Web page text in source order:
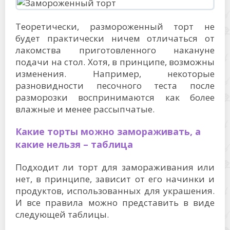
Теоретически, размороженный торт не
будет практически ничем отличаться от
лакомства приготовленного накануне
подачи на стол. Хотя, в принципе, возможны
изменения. Например, некоторые
разновидности песочного теста после
разморозки воспринимаются как более
влажные и менее рассыпчатые.
Какие торты можно замораживать, а
какие нельзя – таблица
Подходит ли торт для замораживания или
нет, в принципе, зависит от его начинки и
продуктов, использованных для украшения.
И все правила можно представить в виде
следующей таблицы.